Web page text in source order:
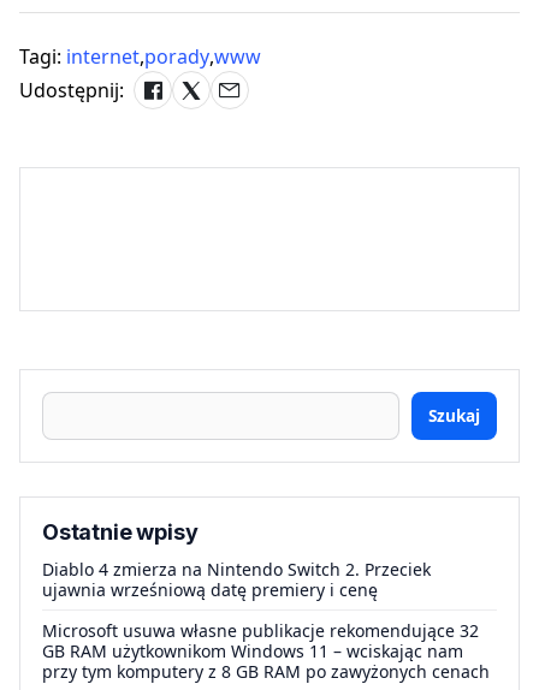
Tagi: internet,porady,www
Udostępnij:
Szukaj
Ostatnie wpisy
Diablo 4 zmierza na Nintendo Switch 2. Przeciek
ujawnia wrześniową datę premiery i cenę
Microsoft usuwa własne publikacje rekomendujące 32
GB RAM użytkownikom Windows 11 – wciskając nam
przy tym komputery z 8 GB RAM po zawyżonych cenach